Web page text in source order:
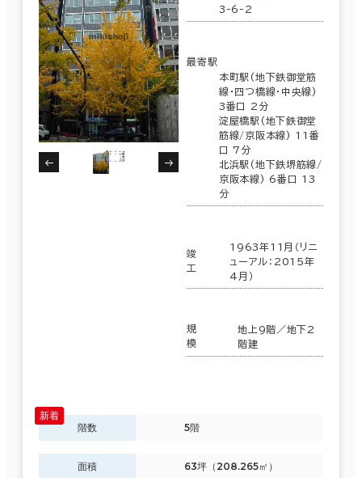
3-6-2
最寄駅
本町駅(地下鉄御堂筋
線･四つ橋線･中央線)
3番口 2分
淀屋橋駅(地下鉄御堂
筋線/京阪本線) 11番
口 7分
北浜駅(地下鉄堺筋線/
京阪本線) 6番口 13
分
竣
工
1963年11月（リニ
ューアル：2015年
4月）
規
模
地上9階／地下2
階建
階数 5階
面積 63坪（208.265㎡）
エリアを追加・変更する
大阪市 (1,606)
西区
坪単価 月総額
～
賃料非公開物件を含む
駅徒歩